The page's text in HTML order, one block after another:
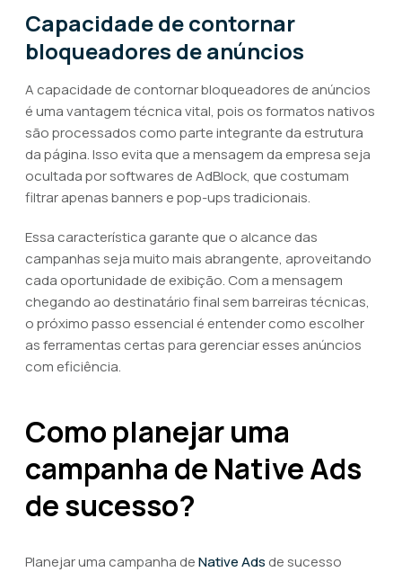
Capacidade de contornar
bloqueadores de anúncios
A capacidade de contornar bloqueadores de anúncios
é uma vantagem técnica vital, pois os formatos nativos
são processados como parte integrante da estrutura
da página. Isso evita que a mensagem da empresa seja
ocultada por softwares de AdBlock, que costumam
filtrar apenas banners e pop-ups tradicionais.
Essa característica garante que o alcance das
campanhas seja muito mais abrangente, aproveitando
cada oportunidade de exibição. Com a mensagem
chegando ao destinatário final sem barreiras técnicas,
o próximo passo essencial é entender como escolher
as ferramentas certas para gerenciar esses anúncios
com eficiência.
Como planejar uma
campanha de Native Ads
de sucesso?
Planejar uma campanha deNative Ads de sucesso